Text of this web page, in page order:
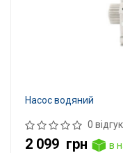
Насос водяний
0
2 099 грн
в